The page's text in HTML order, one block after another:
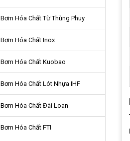
Bơm Hóa Chất Từ Thùng Phuy
Bơm Hóa Chất Inox
Bơm Hóa Chất Kuobao
Bơm Hóa Chất Lót Nhựa IHF
Bơm Hóa Chất Đài Loan
Bơm Hóa Chất FTI